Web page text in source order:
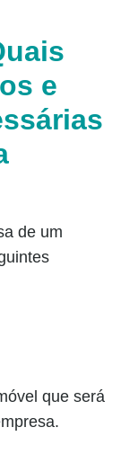
e
de um
que será